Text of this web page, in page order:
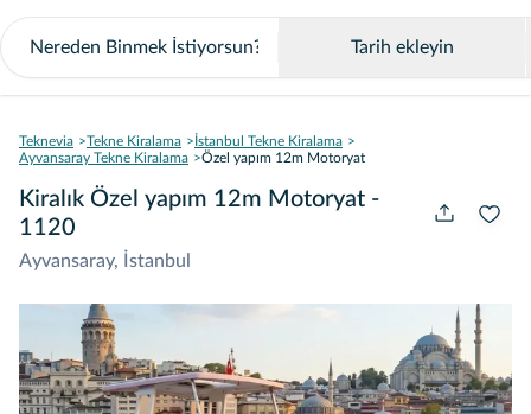
Tarih ekleyin
Teknevia Tekne Kiralama
İstanbul Tekne Kiralama
Ayvansaray Tekne Kiralama
Özel yapım 12m Motoryat
Kiralık Özel yapım 12m Motoryat -
1120
Ayvansaray, İstanbul